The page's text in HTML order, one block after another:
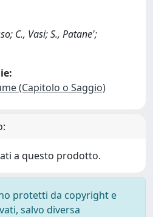
C., Vasi; S., Patane';
(Capitolo o Saggio)
a questo prodotto.
protetti da copyright e
salvo diversa